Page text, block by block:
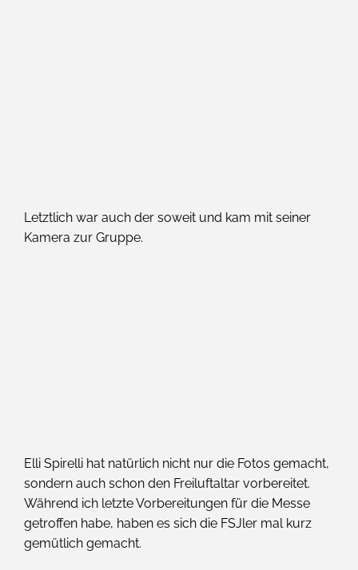
Letztlich war auch der soweit und kam mit seiner
Kamera zur Gruppe.
Elli Spirelli hat natürlich nicht nur die Fotos gemacht,
sondern auch schon den Freiluftaltar vorbereitet.
Während ich letzte Vorbereitungen für die Messe
getroffen habe, haben es sich die FSJler mal kurz
gemütlich gemacht.